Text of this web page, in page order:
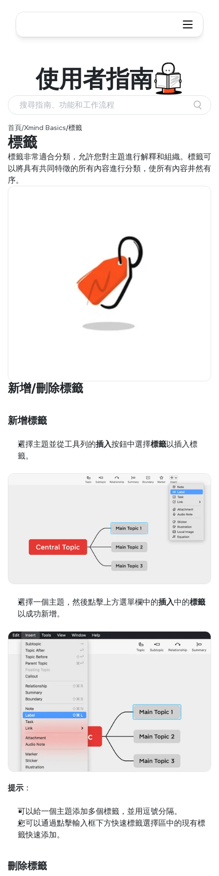
首頁 /Xmind Basics/標籤
標籤
標籤非常適合分類，允許您對主題進行解釋和組織。標籤可
以將具有共同特徵的所有內容進行分類，使所有內容井然有
序。
新增/刪除標籤
新增標籤
選擇主題並從工具列的插入按鈕中選擇標籤以插入標
籤。
選擇一個主題，然後點擊上方選單欄中的插入中的標籤
以成功新增。
提示 ：
可以給一個主題添加多個標籤，並用逗號分隔。
您可以通過點擊輸入框下方快速標籤選擇區中的現有標
籤快速添加。
刪除標籤
使用者指南
搜尋指南、功能和工作流程